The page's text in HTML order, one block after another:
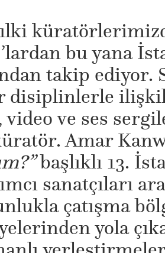
bu yana
takip ediyor.
disiplinlerle
ve ses
Amar
başlıklı 13.
sanatçıları
çatışma
yola